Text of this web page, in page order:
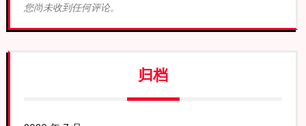
您尚未收到任何评论。
归档